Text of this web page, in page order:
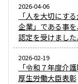
2026-04-06
「人を大切にす
企業」である事
認定を受けました
2026-02-19
「令和７年度介
厚生労働大臣表彰